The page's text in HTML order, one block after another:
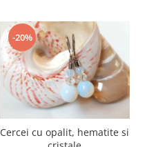
-20%
Cercei cu opalit, hematite si